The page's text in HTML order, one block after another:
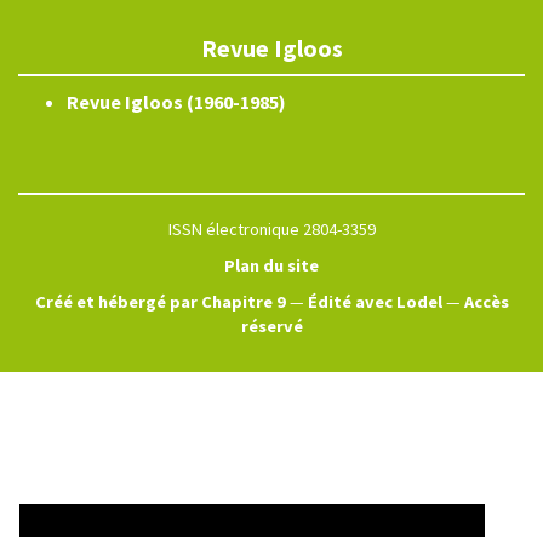
Revue Igloos
Revue Igloos (1960-1985)
ISSN électronique 2804-3359
Plan du site
Créé et hébergé par Chapitre 9— Édité avec Lodel— Accès
réservé